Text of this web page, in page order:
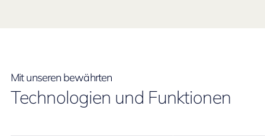
Mit unseren bewährten
Technologien und Funktionen